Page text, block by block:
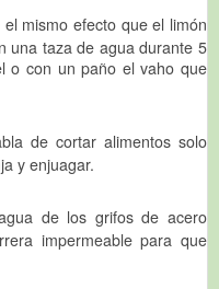
mismo efecto que el limón
una taza de agua durante 5
o con un paño el vaho que
de cortar alimentos solo
y enjuagar.
de los grifos de acero
impermeable para que